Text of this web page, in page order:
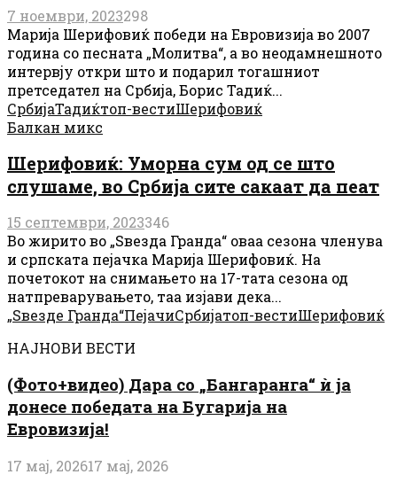
7 ноември, 2023298
Марија Шерифовиќ победи на Евровизија во 2007
година со песната „Молитва“, а во неодамнешното
интервју откри што и подарил тогашниот
претседател на Србија, Борис Тадиќ...
СрбијаТадиќтоп-вестиШерифовиќ
Балкан микс
Шерифовиќ: Уморна сум од се што
слушаме, во Србија сите сакаат да пеат
15 септември, 2023346
Во жирито во „Ѕвезда Гранда“ оваа сезона членува
и српската пејачка Марија Шерифовиќ. На
почетокот на снимањето на 17-тата сезона од
натпреварувањето, таа изјави дека...
„Ѕвезде Гранда“ПејачиСрбијатоп-вестиШерифовиќ
НАЈНОВИ ВЕСТИ
(Фото+видео) Дара со „Бангаранга“ ѝ ја
донесе победата на Бугарија на
Евровизија!
17 мај, 202617 мај, 2026